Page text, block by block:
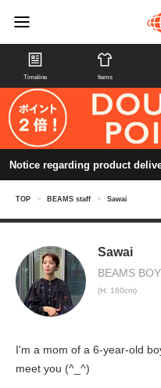
Timeline Items
Notice regarding product
TOP > BEAMS staff > Sawai
Sawai
BEAMS BOY
(H: 160cm)
I'm a mom of a 6-year-old
meet you (^_^)